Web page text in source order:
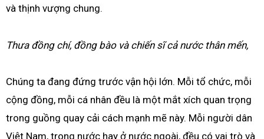
và thịnh vượng chung.
Thưa đồng chí, đồng bào và chiến sĩ cả nước thân mến,
Chúng ta đang đứng trước vận hội lớn. Mỗi tổ chức, mỗi
cộng đồng, mỗi cá nhân đều là một mắt xích quan trọng
trong guồng quay cải cách mạnh mẽ này. Mỗi người dân
Việt Nam, trong nước hay ở nước ngoài, đều có vai trò và